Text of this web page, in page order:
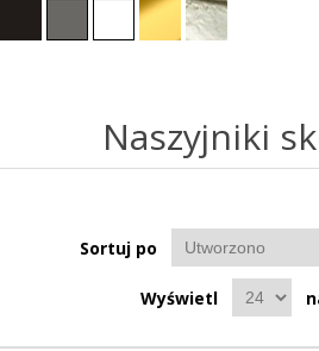
Naszyjniki
Sortuj po
Wyświetl